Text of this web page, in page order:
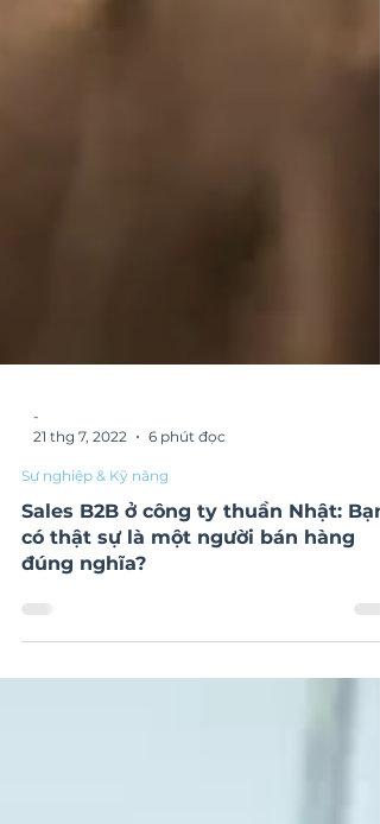
21 thg 7, 2022
6 phút đọc
Sự nghiệp & Kỹ năng
có thật sự là một người bán hàng
đúng nghĩa?